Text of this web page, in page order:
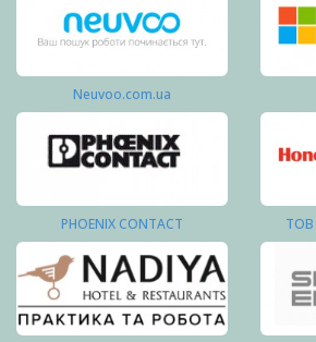
Neuvoo.com.ua
PHOENIX CONTACT ТОВ